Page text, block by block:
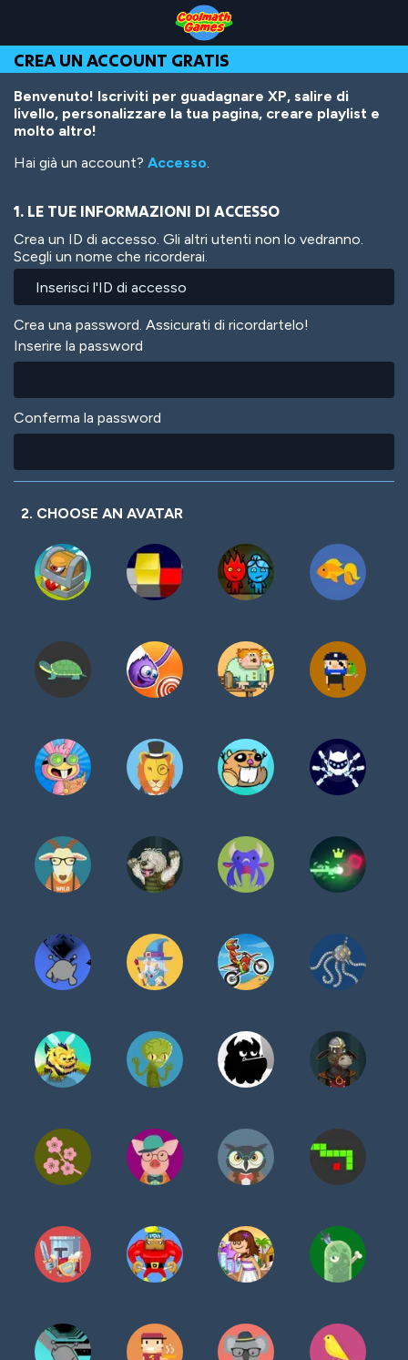
Top
of
Page
Navigation
Main
Content
Footer
contenuto
principale
CREA UN ACCOUNT GRATIS
Benvenuto! Iscriviti per guadagnare XP, salire di
livello, personalizzare la tua pagina, creare playlist e
molto altro!
Hai già un account? Accesso.
1. LE TUE INFORMAZIONI DI ACCESSO
Crea un ID di accesso. Gli altri utenti non lo vedranno.
Scegli un nome che ricorderai.
Crea una password. Assicurati di ricordartelo!
Inserire la password
Conferma la password
2. CHOOSE AN AVATAR